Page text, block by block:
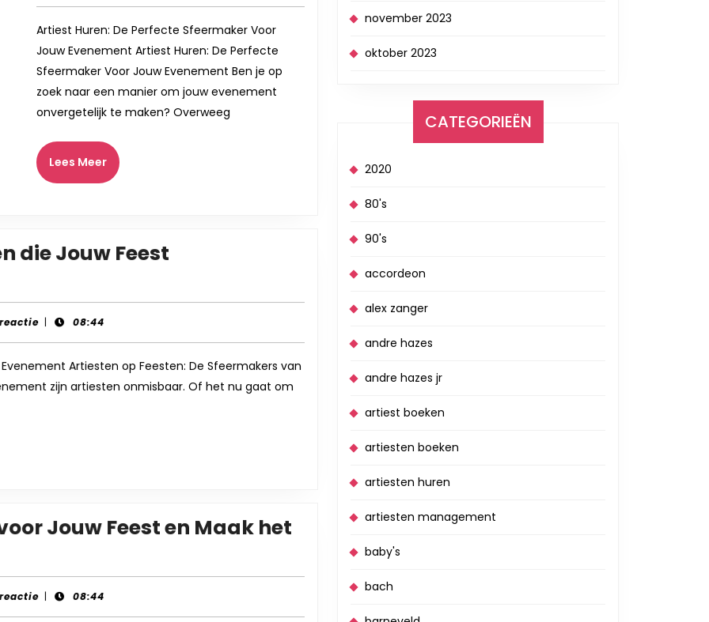
Jouw
Evenement:
De
Sleutel
tot
Artiest Huren: De Perfecte Sfeermaker Voor
Jouw Evenement Artiest Huren: De Perfecte
Sfeermaker Voor Jouw Evenement Ben je op
zoek naar een manier om jouw evenement
onvergetelijk te maken? Overweeg
Lees MeerLees
Meer
die Jouw Feest
| 08:44
Artiesten op Feesten: De Sfeermakers van
zijn artiesten onmisbaar. Of het nu gaat om
Jouw Feest en Maak het
| 08:44
november 2023
oktober 2023
CATEGORIEËN
2020
80's
90's
accordeon
alex zanger
andre hazes
andre hazes jr
artiest boeken
artiesten boeken
artiesten huren
artiesten management
baby's
bach